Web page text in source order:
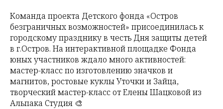
Команда проекта Детского фонда «Остров
безграничных возможностей» присоединилась к
городскому празднику в честь Дня защиты детей
в г.Остров. На интерактивной площадке Фонда
юных участников ждало много активностей:
мастер-класс по изготовлению значков и
магнитов, ростовые куклы Уточки и Зайца,
творческий мастер-класс от Елены Шацковой из
Альпака Студия 🎨